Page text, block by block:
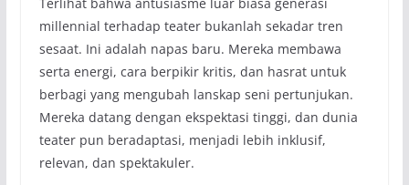
millennial terhadap teater bukanlah sekadar tren
sesaat. Ini adalah napas baru. Mereka membawa
serta energi, cara berpikir kritis, dan hasrat untuk
berbagi yang mengubah lanskap seni pertunjukan.
Mereka datang dengan ekspektasi tinggi, dan dunia
teater pun beradaptasi, menjadi lebih inklusif,
relevan, dan spektakuler.